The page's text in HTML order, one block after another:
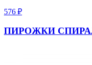
576 ₽
ПИРОЖКИ